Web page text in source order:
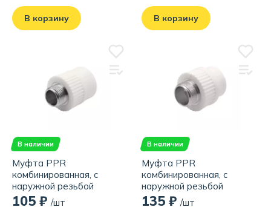
В корзину В корзину
В наличии
Муфта PPR
комбинированная, с
наружной резьбой
25х1/2", белая
105 ₽ /шт
В наличии
Муфта PPR
комбинированная, с
наружной резьбой
25х3/4", белая
135 ₽ /шт